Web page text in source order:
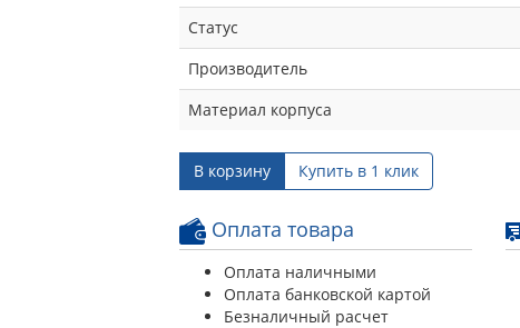
Статус
Производитель
Материал корпуса
В корзину Купить в 1 клик
Оплата товара
Оплата наличными
Оплата банковской картой
Безналичный расчет